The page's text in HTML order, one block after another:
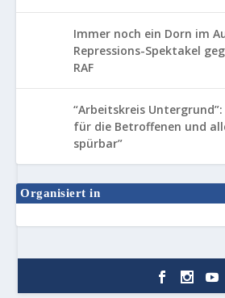
Immer noch ein Dorn im
Repressions-Spektakel
RAF
“Arbeitskreis
für die Betroffenen und
spürbar”
Organisiert in